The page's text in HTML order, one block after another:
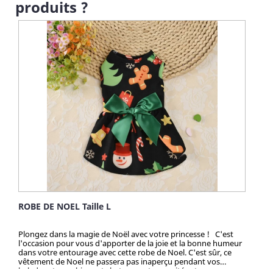
produits ?
ROBE DE NOEL Taille L
Plongez dans la magie de Noël avec votre princesse ! C'est
l'occasion pour vous d'apporter de la joie et la bonne humeur
dans votre entourage avec cette robe de Noel. C'est sûr, ce
vêtement de Noel ne passera pas inaperçu pendant vos
balades et vos chiens et chats seront convoités et